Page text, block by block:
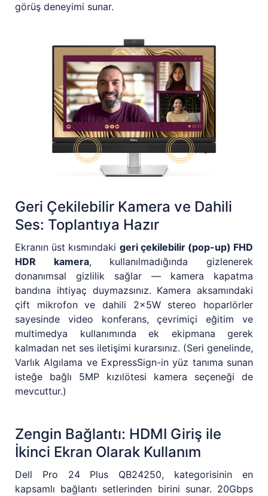
görüş deneyimi sunar.
Geri Çekilebilir Kamera ve Dahili
Ses: Toplantıya Hazır
Ekranın üst kısmındaki geri çekilebilir (pop-up) FHD
HDR kamera, kullanılmadığında gizlenerek
donanımsal gizlilik sağlar — kamera kapatma
bandına ihtiyaç duymazsınız. Kamera aksamındaki
çift mikrofon ve dahili 2x5W stereo hoparlörler
sayesinde video konferans, çevrimiçi eğitim ve
multimedya kullanımında ek ekipmana gerek
kalmadan net ses iletişimi kurarsınız. (Seri genelinde,
Varlık Algılama ve ExpressSign-in yüz tanıma sunan
isteğe bağlı 5MP kızılötesi kamera seçeneği de
mevcuttur.)
Zengin Bağlantı: HDMI Giriş ile
İkinci Ekran Olarak Kullanım
Dell Pro 24 Plus QB24250, kategorisinin en
kapsamlı bağlantı setlerinden birini sunar. 20Gbps